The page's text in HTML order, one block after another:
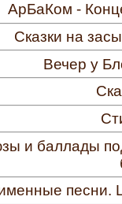
АрБаКом -
Сказки на
Вечер у
и баллады
песни.